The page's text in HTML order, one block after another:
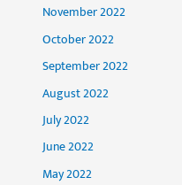
November 2022
October 2022
September 2022
August 2022
July 2022
June 2022
May 2022